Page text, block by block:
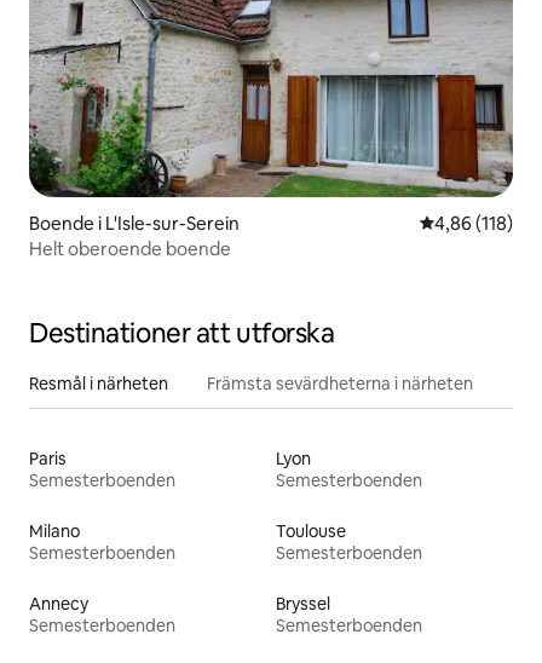
Boende i L'Isle-sur-Serein 4,86 av 5 i
4,86 (118)
Helt oberoende boende
Destinationer att utforska
Resmål i närheten Främsta sevärdheterna i närheten
Paris
Semesterboenden
Lyon
Semesterboenden
Milano
Semesterboenden
Toulouse
Semesterboenden
Annecy
Semesterboenden
Bryssel
Semesterboenden